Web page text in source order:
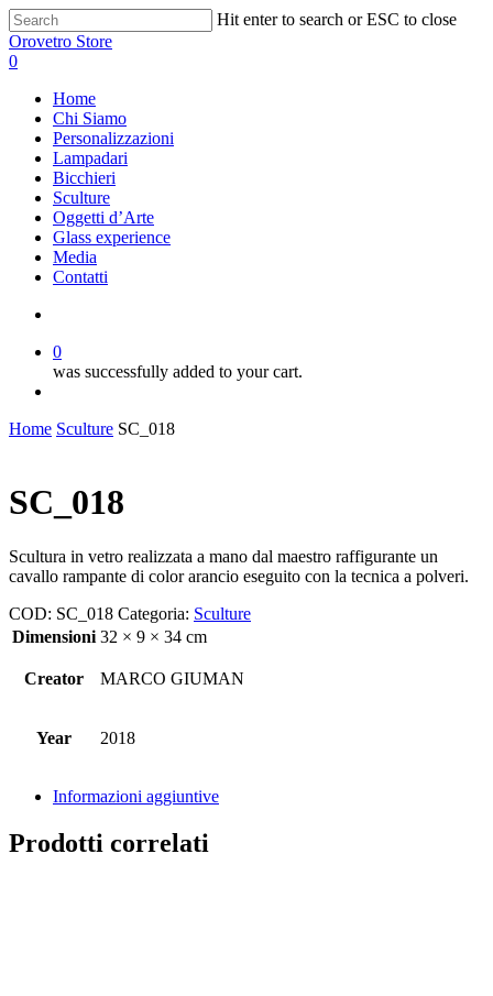
Hit enter to search or ESC to close
Orovetro Store
0
Home
Chi Siamo
Personalizzazioni
Lampadari
Bicchieri
Sculture
Oggetti d’Arte
Glass experience
Media
Contatti
0
was successfully added to your cart.
Home Sculture SC_018
SC_018
Scultura in vetro realizzata a mano dal maestro raffigurante un
cavallo rampante di color arancio eseguito con la tecnica a polveri.
COD: SC_018 Categoria: Sculture
Dimensioni 32 × 9 × 34 cm
Creator MARCO GIUMAN
Year 2018
Informazioni aggiuntive
Prodotti correlati